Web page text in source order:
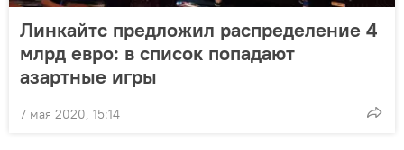
Линкайтс предложил распределение 4
млрд евро: в список попадают
азартные игры
7 мая 2020, 15:14